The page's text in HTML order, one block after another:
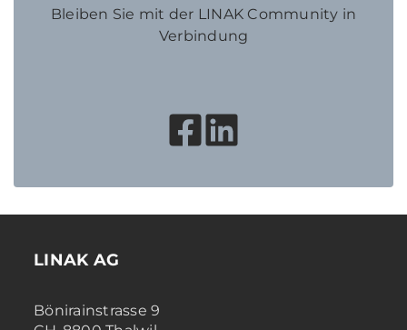
Bleiben Sie mit der LINAK Community in
Verbindung
LINAK AG
Bönirainstrasse 9